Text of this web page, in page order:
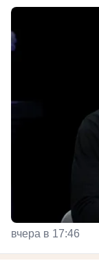
вчера в 17:46